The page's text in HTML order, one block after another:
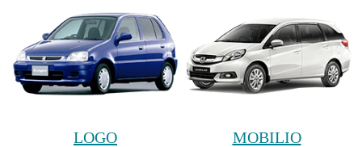
LOGO MOBILIO